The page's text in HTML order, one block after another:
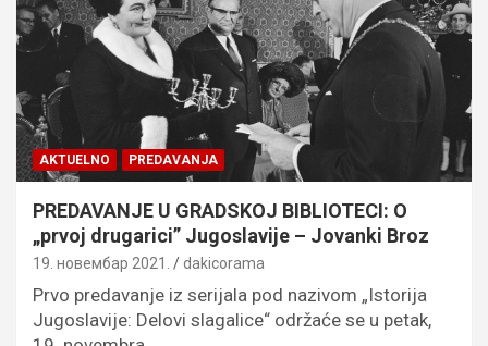
AKTUELNO PREDAVANJA
PREDAVANJE U GRADSKOJ BIBLIOTECI: O
„prvoj drugarici” Jugoslavije – Jovanki Broz
19. новембар 2021. dakicorama
Prvo predavanje iz serijala pod nazivom „Istorija
Jugoslavije: Delovi slagalice“ održaće se u petak,